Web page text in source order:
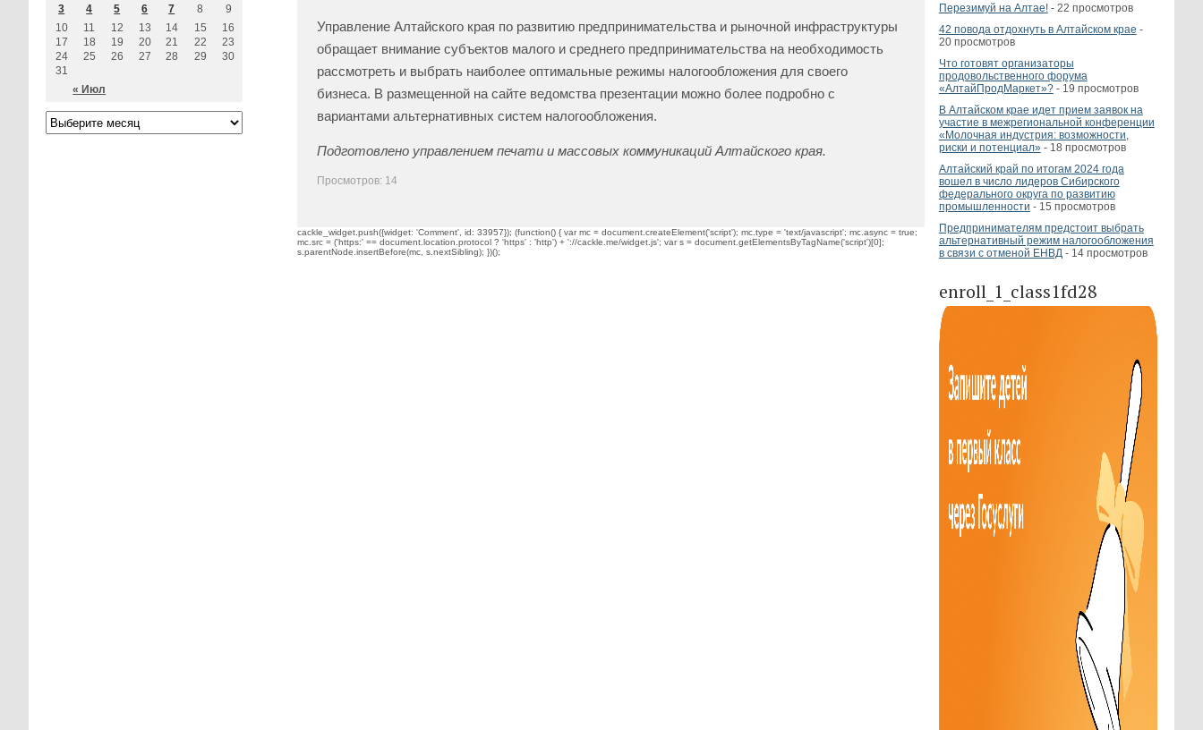
Перезимуй на Алтае!- 22 просмотров
42 повода отдохнуть в Алтайском крае -
20 просмотров
Что готовят организаторы
продовольственного форума
«АлтайПродМаркет»?- 19 просмотров
В Алтайском крае идет прием заявок на
участие в межрегиональной конференции
«Молочная индустрия: возможности,
риски и потенциал»- 18 просмотров
Алтайский край по итогам 2024 года
вошел в число лидеров Сибирского
федерального округа по развитию
промышленности - 15 просмотров
Предпринимателям предстоит выбрать
альтернативный режим налогообложения
в связи с отменой ЕНВД- 14 просмотров
enroll_1_class1fd28
Управление Алтайского края по развитию предпринимательства и рыночной инфраструктуры
обращает внимание субъектов малого и среднего предпринимательства на необходимость
рассмотреть и выбрать наиболее оптимальные режимы налогообложения для своего
бизнеса. В размещенной на сайте ведомства презентации можно более подробно с
вариантами альтернативных систем налогообложения.
Подготовлено управлением печати и массовых коммуникаций Алтайского края.
Просмотров: 14
cackle_widget.push({widget: 'Comment', id: 33957}); (function() { var mc = document.createElement('script'); mc.type = 'text/javascript'; mc.async = true;
mc.src = ('https:' == document.location.protocol ? 'https' : 'http') + '://cackle.me/widget.js'; var s = document.getElementsByTagName('script')[0];
s.parentNode.insertBefore(mc, s.nextSibling); })();
« Июл
3
4 5 6 7 8
9
10
11 12 13 14 15
16
17
18 19 20 21 22
23
24
25 26 27 28 29
30
31